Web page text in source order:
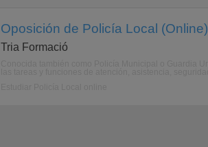
Oposición de Policía Local (Online)
Tria Formació